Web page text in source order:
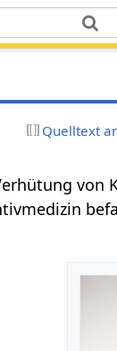
Quelltext
von